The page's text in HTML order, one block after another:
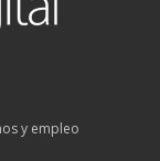
y empleo